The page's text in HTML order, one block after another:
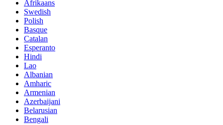
Afrikaans
Swedish
Polish
Basque
Catalan
Esperanto
Hindi
Lao
Albanian
Amharic
Armenian
Azerbaijani
Belarusian
Bengali